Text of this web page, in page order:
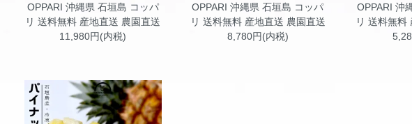
OPPARI 沖縄県 石垣島 コッパ
リ 送料無料 産地直送 農園直送
11,980円(内税)
OPPARI 沖縄県 石垣島 コッパ
リ 送料無料 産地直送 農園直送
8,780円(内税)
OPPARI 沖
リ 送料無料